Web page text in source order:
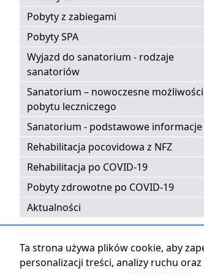
Pobyty z zabiegami
Pobyty SPA
Wyjazd do sanatorium - rodzaje
sanatoriów
Sanatorium – nowoczesne możliwości
pobytu leczniczego
Sanatorium - podstawowe informacje
Rehabilitacja pocovidowa z NFZ
Rehabilitacja po COVID-19
Pobyty zdrowotne po COVID-19
Aktualności
Strona
Warto zobaczyć:
Ta strona używa plików cookie, aby
personalizacji treści, analizy ruchu